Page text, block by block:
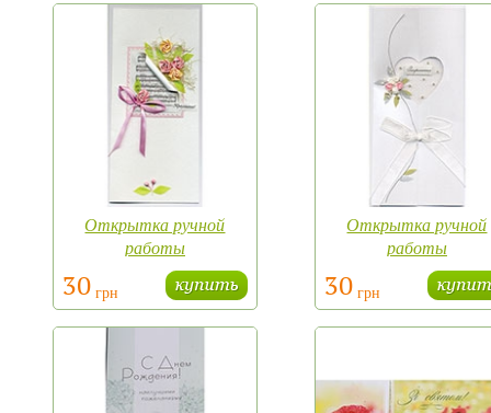
Открытка ручной
работы
30 грн
Открытка ручной
работы
30 грн